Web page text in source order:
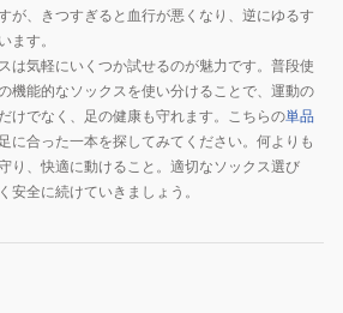
が、きつすぎると血行が悪くなり、逆にゆるす
ます。
は気軽にいくつか試せるのが魅力です。普段使
機能的なソックスを使い分けることで、運動の
けでなく、足の健康も守れます。こちらの単品
に合った一本を探してみてください。何よりも
り、快適に動けること。適切なソックス選び
安全に続けていきましょう。